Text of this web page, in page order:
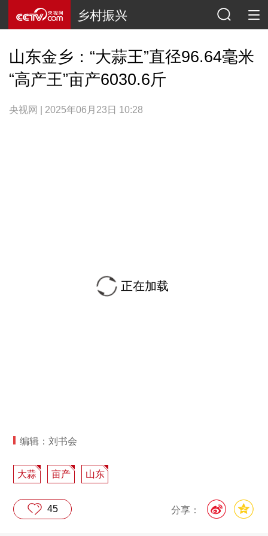
乡村振兴
山东金乡：“大蒜王”直径96.64毫米
“高产王”亩产6030.6斤
央视网 | 2025年06月23日 10:28
正在加载
编辑：刘书会
大蒜 亩产 山东
分享：
45